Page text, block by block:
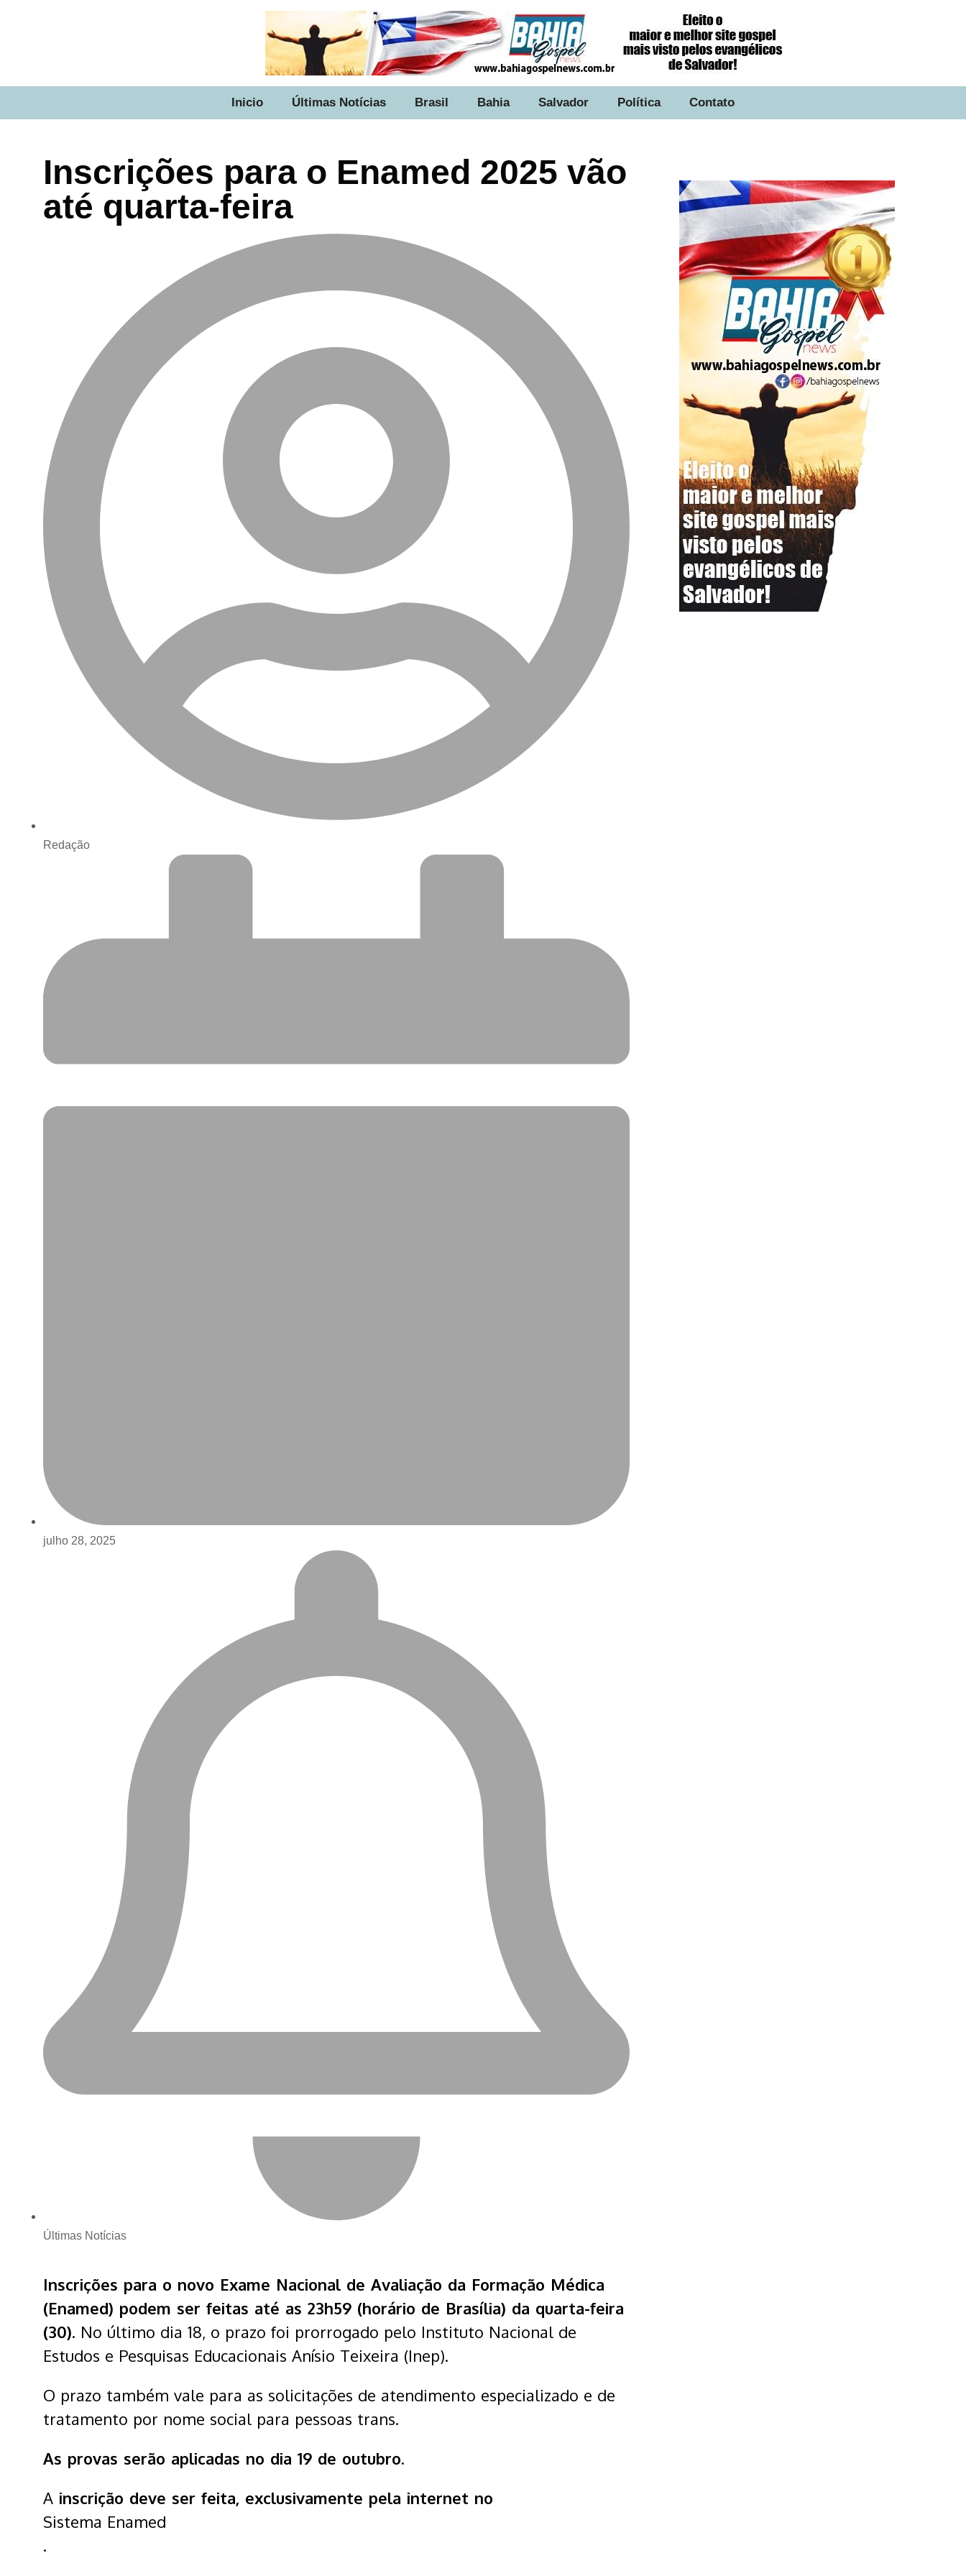
Inicio Últimas Notícias Brasil Bahia Salvador Política Contato
Inscrições para o Enamed 2025 vão
até quarta-feira
Redação
julho 28, 2025
Últimas Notícias
Inscrições para o novo Exame Nacional de Avaliação da Formação Médica
(Enamed) podem ser feitas até as 23h59 (horário de Brasília) da quarta-feira
(30). No último dia 18, o prazo foi prorrogado pelo Instituto Nacional de
Estudos e Pesquisas Educacionais Anísio Teixeira (Inep).
O prazo também vale para as solicitações de atendimento especializado e de
tratamento por nome social para pessoas trans.
As provas serão aplicadas no dia 19 de outubro.
A inscrição deve ser feita, exclusivamente pela internet no
Sistema Enamed
.